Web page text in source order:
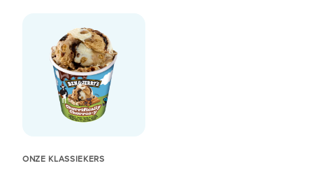
ONZE KLASSIEKERS